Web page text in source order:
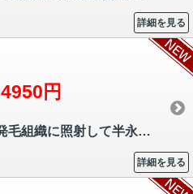
詳細を見る
4950円
【4,950円】≪レーザーを発毛組織に照射して半永久的な脱毛を図る☆厚生労働…
詳細を見る